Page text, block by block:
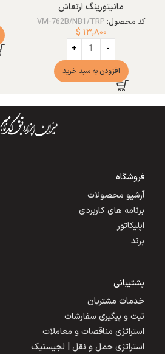
مانیتورینگ ارتعاش
کد محصول: VM-762B/NB1/TRP
$ ۱۳,۸۰۰
افزودن به سبد خرید
فروشگاه
آرشیو محصولات
برنامه های کاربردی
اپلیکاتور
برند
پشتیبانی
خدمات مشتریان
ثبت و پیگیری سفارشات
استراتژی مناقصات و معاملات
استراتژی حمل و نقل | لجیستیک